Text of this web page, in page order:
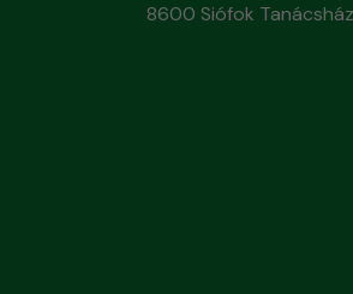
8600 Siófok